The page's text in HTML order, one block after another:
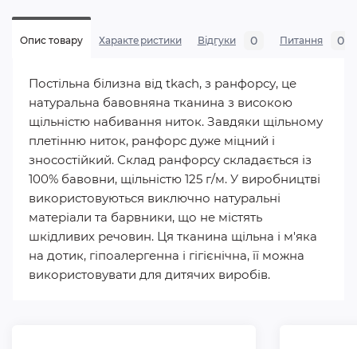
Опис товару Характеристики Відгуки 0 Питання 0
Постільна білизна від tkach, з ранфорсу, це
натуральна бавовняна тканина з високою
щільністю набивання ниток. Завдяки щільному
плетінню ниток, ранфорс дуже міцний і
зносостійкий. Склад ранфорсу складається із
100% бавовни, щільністю 125 г/м. У виробництві
використовуються виключно натуральні
матеріали та барвники, що не містять
шкідливих речовин. Ця тканина щільна і м'яка
на дотик, гіпоалергенна і гігієнічна, її можна
використовувати для дитячих виробів.